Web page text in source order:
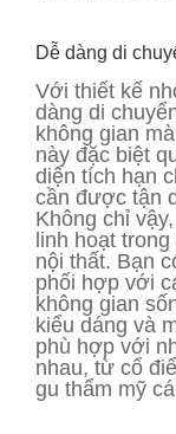
Dễ dàng di
Với thiết kế
dàng di
không gian
này đặc biệt
diện tích hạn
cần được tận
Không chỉ
linh hoạt
nội thất. Bạn
phối hợp với
không gian
kiểu dáng và
phù hợp với
nhau, từ cổ
gu thẩm mỹ